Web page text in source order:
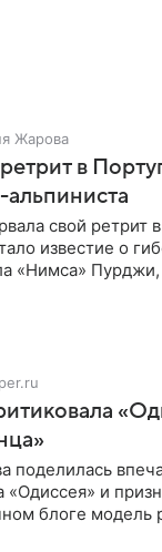
Жарова
в
альпиниста
свой ретрит
известие о
«Нимса»
поделилась
и
блоге модель